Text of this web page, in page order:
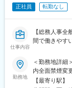
本）
現在ICT活用
・金沢では県
・コンクリー
賞受賞
施行管理の業
正社員 転勤なし
仕事内容
【総務人事
間で働きやす
■業務概要
総務人事部門
成や工場内で
と現場の双方
勤務地
＜勤務地詳細
内全面禁煙変
【最寄り駅】